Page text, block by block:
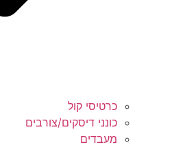
כרטיסי קול
כונני דיסקים/צורבים
מעבדים